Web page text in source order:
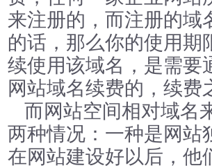
来注册的，而注册的域
的话，那么你的使用期
续使用该域名，是需要
网站域名续费的，续
而网站空间相对域名
两种情况：一种是网站
在网站建设好以后，他